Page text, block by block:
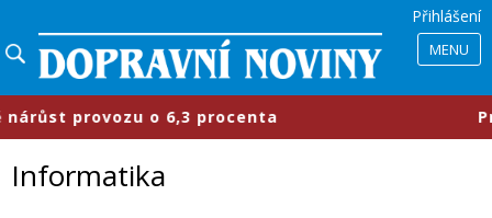
Přihlášení
MENU
​Průmyslové parky se
Informatika